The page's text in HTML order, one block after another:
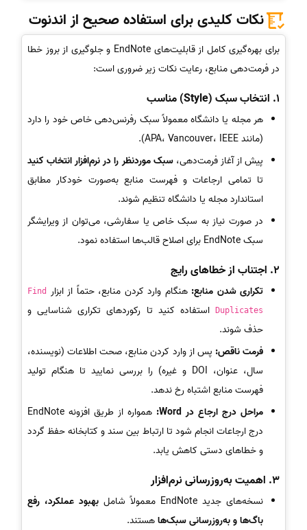
نکات کلیدی برای استفاده صحیح از اندنوت
برای بهره‌گیری کامل از قابلیت‌های EndNote و جلوگیری از بروز خطا
در فرمت‌دهی منابع، رعایت نکات زیر ضروری است:
1. انتخاب سبک (Style) مناسب
هر مجله یا دانشگاه معمولاً سبک رفرنس‌دهی خاص خود را دارد
(مانند APA، Vancouver، IEEE).
پیش از آغاز فرمت‌دهی،سبک موردنظر را در نرم‌افزار انتخاب کنید
تا تمامی ارجاعات و فهرست منابع به‌صورت خودکار مطابق
استاندارد مجله یا دانشگاه تنظیم شوند.
در صورت نیاز به سبک خاص یا سفارشی، می‌توان از ویرایشگر
سبک EndNote برای اصلاح قالب‌ها استفاده نمود.
2. اجتناب از خطاهای رایج
تکراری شدن منابع: هنگام وارد کردن منابع، حتماً از ابزار Find
Duplicates
استفاده کنید تا رکوردهای تکراری شناسایی و
حذف شوند.
فرمت ناقص: پس از وارد کردن منابع، صحت اطلاعات (نویسنده،
سال، عنوان، DOI و غیره) را بررسی نمایید تا هنگام تولید
فهرست منابع اشتباه رخ ندهد.
مراحل درج ارجاع در Word:
همواره از طریق افزونه EndNote
درج ارجاعات انجام شود تا ارتباط بین سند و کتابخانه حفظ گردد
و خطاهای دستی کاهش یابد.
3. اهمیت به‌روزرسانی نرم‌افزار
نسخه‌های جدید EndNote معمولاً شامل
بهبود عملکرد، رفع
باگ‌ها و به‌روزرسانی سبک‌هاهستند.